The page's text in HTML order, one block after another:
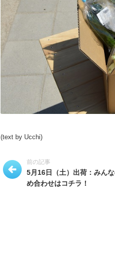
(text by Ucchi)
前の記事
5月16日（土）出荷：みん
め合わせはコチラ！